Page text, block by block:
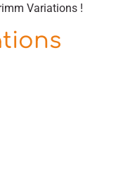
Variations !